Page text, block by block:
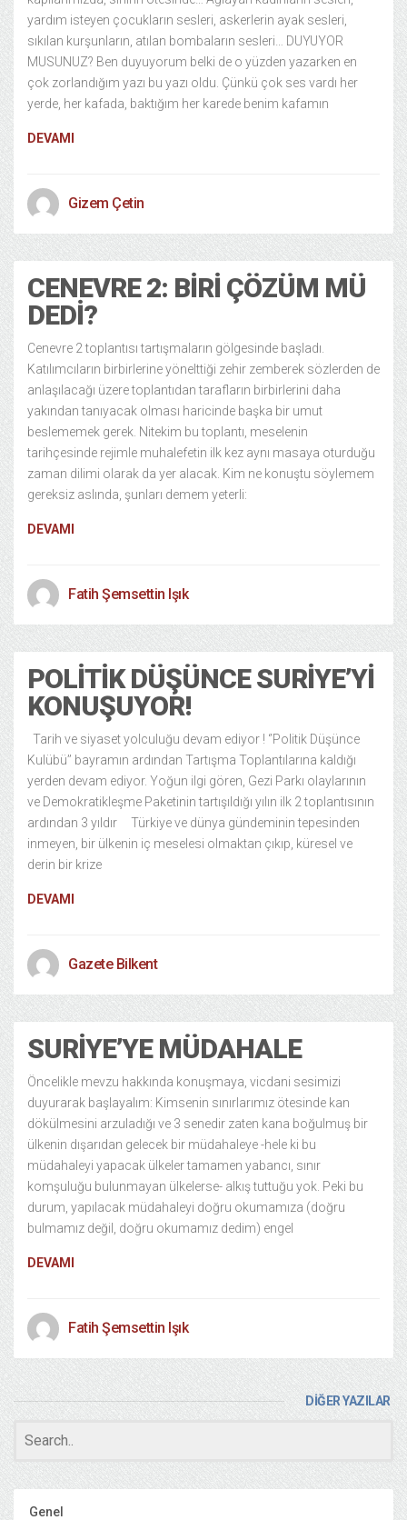
yardım isteyen çocukların sesleri, askerlerin ayak sesleri,
sıkılan kurşunların, atılan bombaların sesleri… DUYUYOR
MUSUNUZ? Ben duyuyorum belki de o yüzden yazarken en
çok zorlandığım yazı bu yazı oldu. Çünkü çok ses vardı her
yerde, her kafada, baktığım her karede benim kafamın
DEVAMI
Gizem Çetin
CENEVRE 2: BIRI ÇÖZÜM MÜ
DEDI?
Cenevre 2 toplantısı tartışmaların gölgesinde başladı.
Katılımcıların birbirlerine yönelttiği zehir zemberek sözlerden de
anlaşılacağı üzere toplantıdan tarafların birbirlerini daha
yakından tanıyacak olması haricinde başka bir umut
beslememek gerek. Nitekim bu toplantı, meselenin
tarihçesinde rejimle muhalefetin ilk kez aynı masaya oturduğu
zaman dilimi olarak da yer alacak. Kim ne konuştu söylemem
gereksiz aslında, şunları demem yeterli:
DEVAMI
Fatih Şemsettin Işık
POLITIK DÜŞÜNCE SURIYE’YI
KONUŞUYOR!
Tarih ve siyaset yolculuğu devam ediyor ! ‘’Politik Düşünce
Kulübü’’ bayramın ardından Tartışma Toplantılarına kaldığı
yerden devam ediyor. Yoğun ilgi gören, Gezi Parkı olaylarının
ve Demokratikleşme Paketinin tartışıldığı yılın ilk 2 toplantısının
ardından 3 yıldır Türkiye ve dünya gündeminin tepesinden
inmeyen, bir ülkenin iç meselesi olmaktan çıkıp, küresel ve
derin bir krize
DEVAMI
Gazete Bilkent
SURIYE’YE MÜDAHALE
Öncelikle mevzu hakkında konuşmaya, vicdani sesimizi
duyurarak başlayalım: Kimsenin sınırlarımız ötesinde kan
dökülmesini arzuladığı ve 3 senedir zaten kana boğulmuş bir
ülkenin dışarıdan gelecek bir müdahaleye -hele ki bu
müdahaleyi yapacak ülkeler tamamen yabancı, sınır
komşuluğu bulunmayan ülkelerse- alkış tuttuğu yok. Peki bu
durum, yapılacak müdahaleyi doğru okumamıza (doğru
bulmamız değil, doğru okumamız dedim) engel
DEVAMI
Fatih Şemsettin Işık
DİĞER YAZILAR
Genel